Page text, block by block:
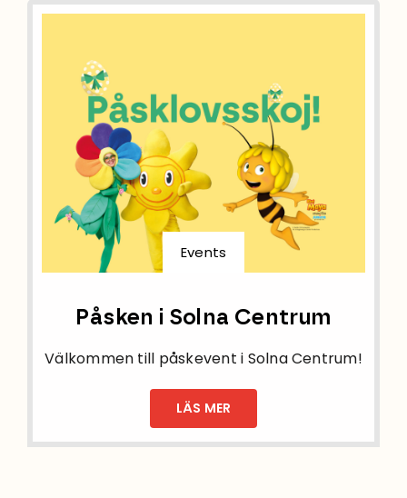
Events
Påsken i Solna Centrum
Välkommen till påskevent i Solna Centrum!
LÄS MER